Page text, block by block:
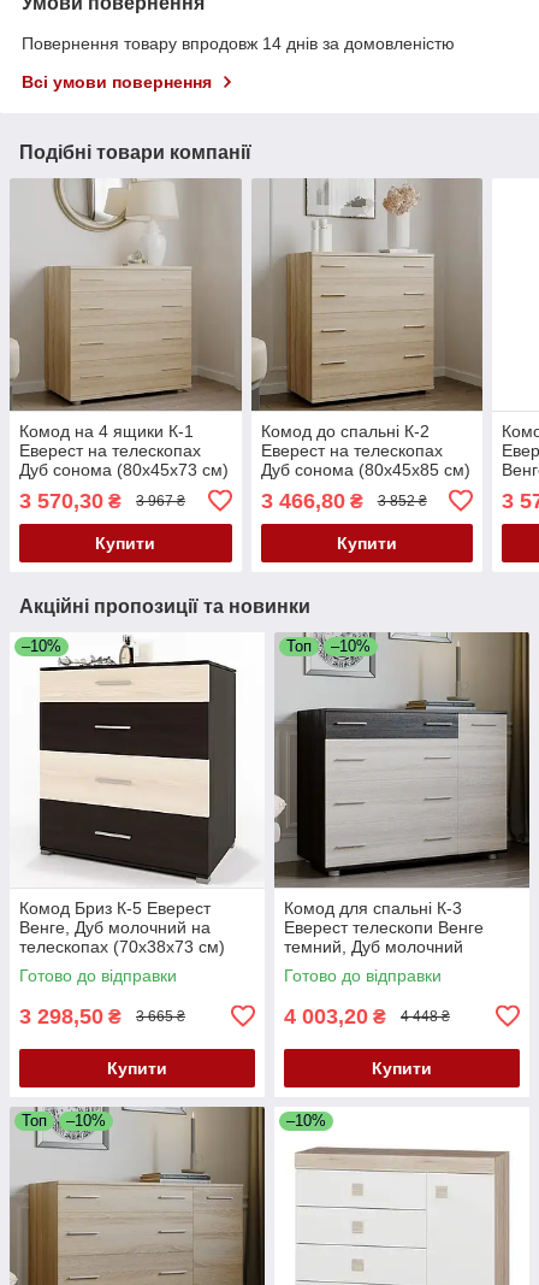
Повернення товару впродовж 14 днів за домовленістю
Всі умови повернення
Подібні товари компанії
Комод на 4 ящики К-1
Еверест на телескопах
Дуб сонома (80х45х73 см)
3 570,30 ₴ 3 967 ₴
Купити
Комод до спальні К-2
Еверест на телескопах
Дуб сонома (80х45х85 см)
3 466,80₴ 3 852 ₴
Купити
3
Акційні пропозиції та новинки
–10%
Комод Бриз К-5 Еверест
Венге, Дуб молочний на
телескопах (70х38х73 см)
Готово до відправки
3 298,50 ₴ 3 665 ₴
Купити
Топ –10%
Комод для спальні К-3
Еверест телескопи Венге
темний, Дуб молочний
(100х38х73 см)
Готово до відправки
4 003,20 ₴ 4 448 ₴
Купити
Топ –10% –10%